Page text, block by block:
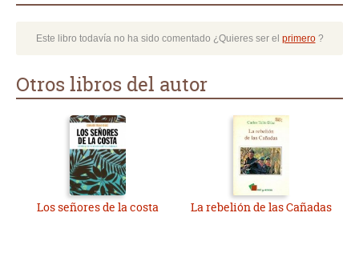
Este libro todavía no ha sido comentado ¿Quieres ser el primero?
Otros libros del autor
Los señores de la costa La rebelión de las Cañadas